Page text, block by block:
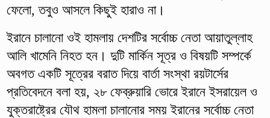
ফেলো, তবুও আসলে কিছুই হারাও না।
ইরানে চালানো ওই হামলায় দেশটির সর্বোচ্চ নেতা আয়াতুল্লাহ
আলি খামেনি নিহত হন। দুটি মার্কিন সূত্র ও বিষয়টি সম্পর্কে
অবগত একটি সূত্রের বরাত দিয়ে বার্তা সংস্থা রয়টার্সের
প্রতিবেদনে বলা হয়, ২৮ ফেব্রুয়ারি ভোরে ইরানে ইসরায়েল ও
যুক্তরাষ্ট্রের যৌথ হামলা চালানোর সময় ইরানের সর্বোচ্চ নেতা